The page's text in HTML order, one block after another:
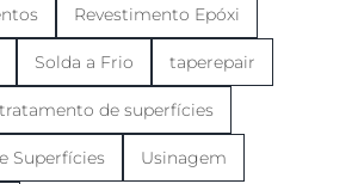
Revestimento Epóxi
Solda a Frio taperepair
tratamento de superfícies
Superfícies Usinagem